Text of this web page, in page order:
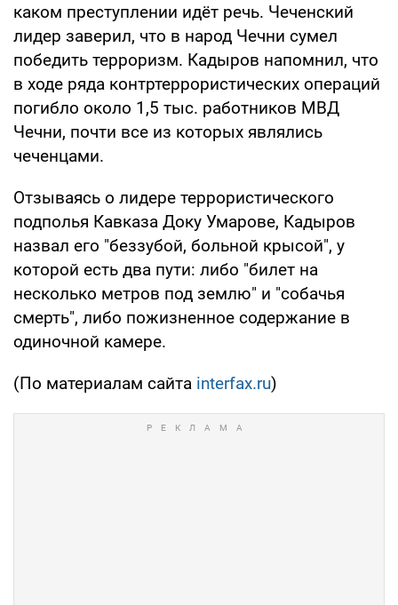
каком преступлении идёт речь. Чеченский
лидер заверил, что в народ Чечни сумел
победить терроризм. Кадыров напомнил, что
в ходе ряда контртеррористических операций
погибло около 1,5 тыс. работников МВД
Чечни, почти все из которых являлись
чеченцами.
Отзываясь о лидере террористического
подполья Кавказа Доку Умарове, Кадыров
назвал его "беззубой, больной крысой", у
которой есть два пути: либо "билет на
несколько метров под землю" и "собачья
смерть", либо пожизненное содержание в
одиночной камере.
(По материалам сайта interfax.ru)